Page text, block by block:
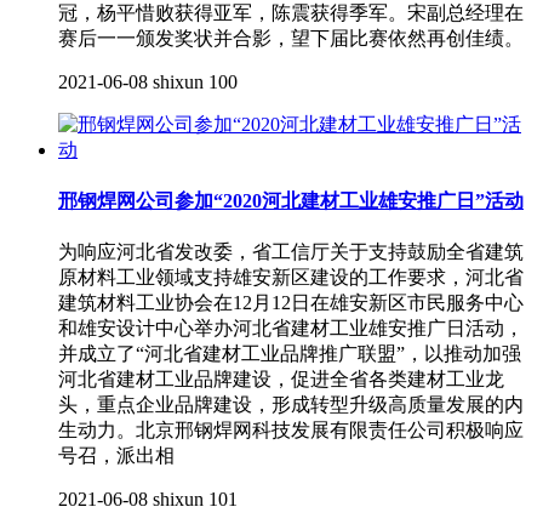
冠，杨平惜败获得亚军，陈震获得季军。宋副总经理在
赛后一一颁发奖状并合影，望下届比赛依然再创佳绩。
2021-06-08 shixun 100
邢钢焊网公司参加“2020河北建材工业雄安推广日”活动
为响应河北省发改委，省工信厅关于支持鼓励全省建筑
原材料工业领域支持雄安新区建设的工作要求，河北省
建筑材料工业协会在12月12日在雄安新区市民服务中心
和雄安设计中心举办河北省建材工业雄安推广日活动，
并成立了“河北省建材工业品牌推广联盟”，以推动加强
河北省建材工业品牌建设，促进全省各类建材工业龙
头，重点企业品牌建设，形成转型升级高质量发展的内
生动力。北京邢钢焊网科技发展有限责任公司积极响应
号召，派出相
2021-06-08 shixun 101